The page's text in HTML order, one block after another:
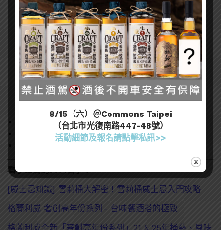
容量：700ml
酒精濃度：58.7 %
建議售價：$5,680
看了這篇的人也看了：
[威士忌知識] 雪莉桶大解密！雪莉桶威士忌入門攻略
格蘭利威 奢創高年份系列- 台味餐酒搭的極致
格蘭利威全新「奢創高年份系列」21 & 25年桶藝、風味
8/15（六）＠Commons Taipei
（台北市光復南路447-48號）
活動細節及報名請點擊私訊>>